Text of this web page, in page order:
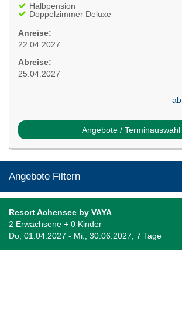
Halbpension
Doppelzimmer Deluxe
Anreise:
22.04.2027
Abreise:
25.04.2027
ab
Angebote / Terminauswahl
Angebote Filtern
Resort Achensee by VAYA
2 Erwachsene + 0 Kinder
Do, 01.04.2027 - Mi., 30.06.2027, 7 Tage